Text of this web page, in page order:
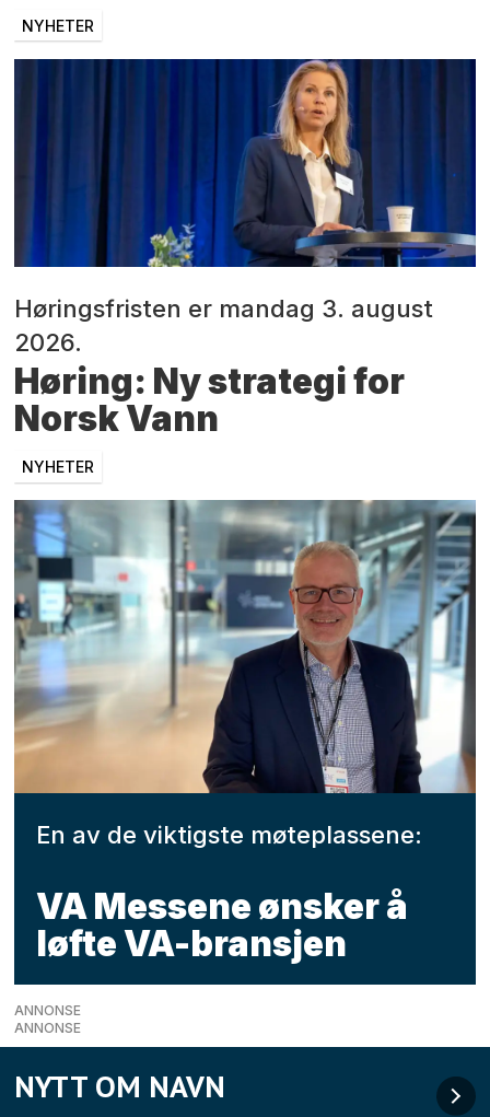
NYHETER
Høringsfristen er mandag 3. august
2026.
Høring: Ny strategi for
Norsk Vann
NYHETER
En av de viktigste møteplassene:
VA Messene ønsker å
løfte VA-bransjen
ANNONSE
ANNONSE
NYTT OM NAVN